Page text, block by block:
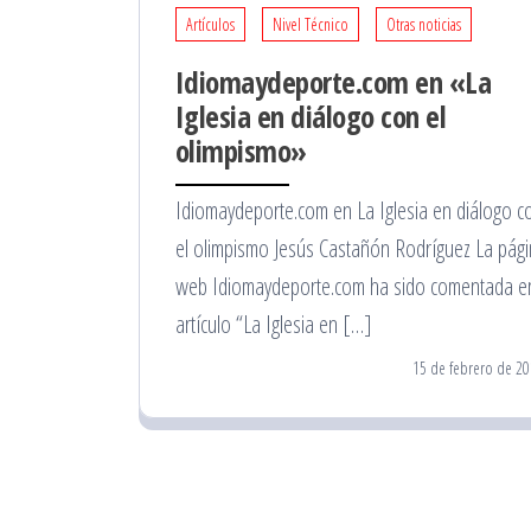
Artículos Nivel Técnico Otras noticias
Idiomaydeporte.com en «La
Iglesia en diálogo con el
olimpismo»
Idiomaydeporte.com en La Iglesia en diálogo
el olimpismo Jesús Castañón Rodríguez La
web Idiomaydeporte.com ha sido comentada
artículo “La Iglesia en […]
15 de febrero de